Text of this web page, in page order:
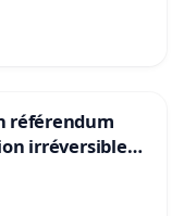
référendum
irréversible